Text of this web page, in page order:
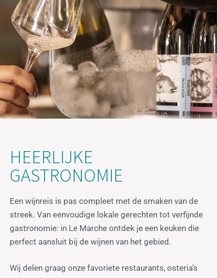
HEERLIJKE
GASTRONOMIE
Een wijnreis is pas compleet met de smaken van de
streek. Van eenvoudige lokale gerechten tot verfijnde
gastronomie: in Le Marche ontdek je een keuken die
perfect aansluit bij de wijnen van het gebied.
Wij delen graag onze favoriete restaurants, osteria’s